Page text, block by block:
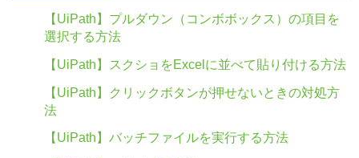
【UiPath】プルダウン（コンボボックス）の項目を
選択する方法
【UiPath】スクショをExcelに並べて貼り付ける方法
【UiPath】クリックボタンが押せないときの対処方
法
【UiPath】バッチファイルを実行する方法